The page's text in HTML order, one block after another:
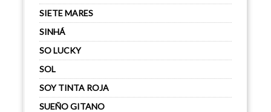
SIETE MARES
SINHÁ
SO LUCKY
SOL
SOY TINTA ROJA
SUEÑO GITANO